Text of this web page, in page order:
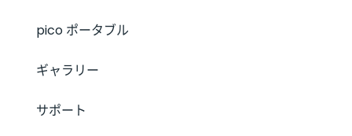
pico ポータブル
ギャラリー
サポート